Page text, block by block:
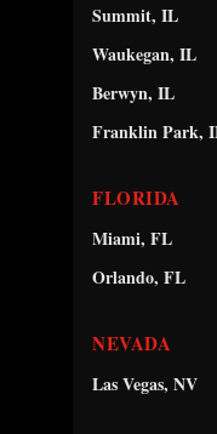
Summit, IL
Waukegan, IL
Berwyn, IL
Franklin Park,
FLORIDA
Miami, FL
Orlando, FL
NEVADA
Las Vegas, NV